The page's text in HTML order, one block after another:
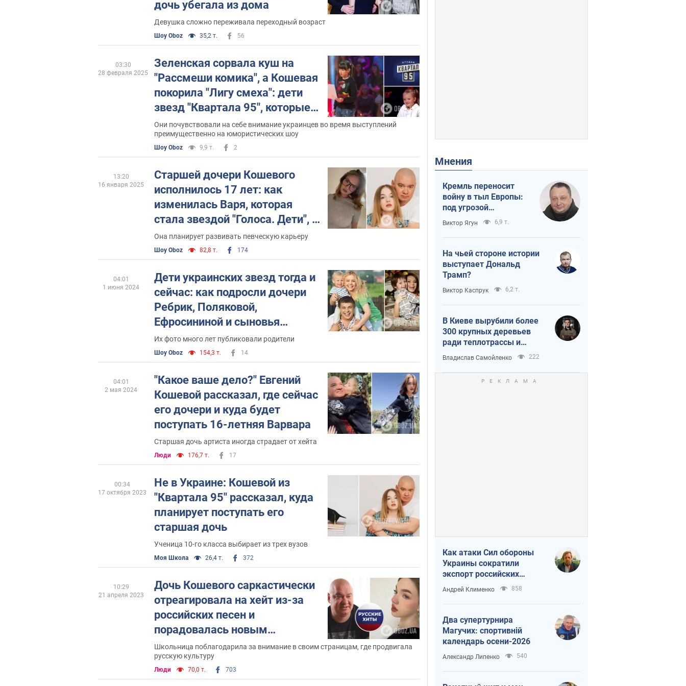
дочь убегала из дома
Девушка сложно переживала переходный возраст
Шоу Oboz 35,2 т. 56
Зеленская сорвала куш на
"Рассмеши комика", а Кошевая
покорила "Лигу смеха": дети
звезд "Квартала 95", которые
пошли по стопам родителей
Они почувствовали на себе внимание украинцев во время выступлений
преимущественно на юмористических шоу
Шоу Oboz 9,9 т. 2
03:30
28 февраля 2025
Старшей дочери Кошевого
исполнилось 17 лет: как
изменилась Варя, которая
стала звездой "Голоса. Дети", и
что ей подарили
Она планирует развивать певческую карьеру
Шоу Oboz 82,8 т. 174
13:20
16 января 2025
Дети украинских звезд тогда и
сейчас: как подросли дочери
Ребрик, Поляковой,
Ефросининой и сыновья
Кароль и Подкопаевой
Их фото много лет публиковали родители
Шоу Oboz 154,3 т. 14
04:01
1 июня 2024
"Какое ваше дело?" Евгений
Кошевой рассказал, где сейчас
его дочери и куда будет
поступать 16-летняя Варвара
Старшая дочь артиста иногда страдает от хейта
Люди 176,7 т. 17
04:01
2 мая 2024
Не в Украине: Кошевой из
"Квартала 95" рассказал, куда
планирует поступать его
старшая дочь
Ученица 10-го класса выбирает из трех вузов
Моя Школа 26,4 т. 372
00:34
17 октября 2023
Дочь Кошевого саркастически
отреагировала на хейт из-за
российских песен и
порадовалась новым
подписчикам
Школьница поблагодарила за внимание в своим страницам, где продвигала
русскую культуру
Люди 70,0 т. 703
10:29
21 апреля 2023
Мнения
Кремль переносит
войну в тыл Европы:
под угрозой
критическая
логистика
Виктор Ягун 6,9 т.
На чьей стороне истории
выступает Дональд
Трамп?
Виктор Каспрук 6,2 т.
В Киеве вырубили более
300 крупных деревьев
ради теплотрассы и
вопреки Генплану
Владислав Самойленко 222
Как атаки Сил обороны
Украины сократили
экспорт российских
нефтепродуктов
Андрей Клименко 858
Два супертурнира
Магучих: спортивній
календарь осени-2026
Александр Липенко 540